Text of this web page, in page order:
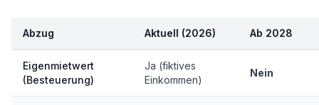
Abzug Aktuell (2026) Ab 2028
Eigenmietwert
(Besteuerung)
Ja (fiktives
Einkommen)
Nein